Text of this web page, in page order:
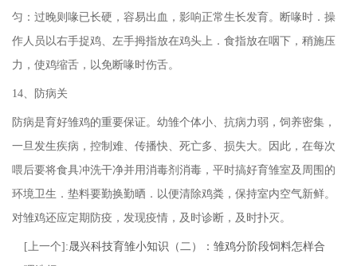
匀：过晚则喙已长硬，容易出血，影响正常生长发育。断喙时．操
作人员以右手捉鸡、左手拇指放在鸡头上．食指放在咽下，稍施压
力，使鸡缩舌，以免断喙时伤舌。
14、防病关
防病是育好雏鸡的重要保证。幼雏个体小、抗病力弱，饲养密集，
一旦发生疾病，控制难、传播快、死亡多、损失大。因此，在每次
喂后要将食具冲洗干净并用消毒剂消毒，平时搞好育雏室及周围的
环境卫生．垫料要勤换勤晒．以便清除鸡粪，保持室内空气新鲜。
对雏鸡还应定期防疫，发现疫情，及时诊断，及时扑灭。
[上一个]: 晟兴科技育雏小知识（二）：雏鸡分阶段饲料怎样合